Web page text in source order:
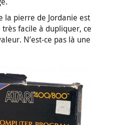
la pierre de Jordanie est
facile à dupliquer, ce
N’est-ce pas là une